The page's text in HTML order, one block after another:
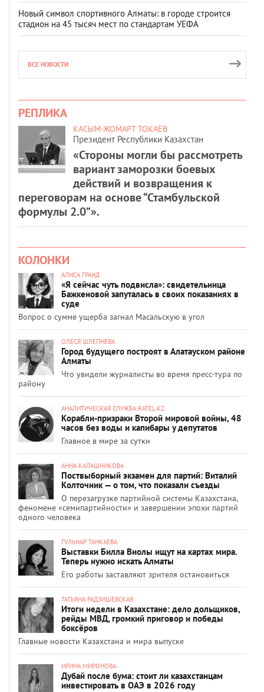
Новый символ спортивного Алматы: в городе строится
стадион на 45 тысяч мест по стандартам УЕФА
ВСЕ НОВОСТИ
РЕПЛИКА
КАСЫМ-ЖОМАРТ ТОКАЕВ
Президент Республики Казахстан
«Стороны могли бы рассмотреть
вариант заморозки боевых
действий и возвращения к
переговорам на основе “Стамбульской
формулы 2.0”».
КОЛОНКИ
АЛИСА ГРАНД
«Я сейчас чуть подвисла»: свидетельница
Бажкеновой запуталась в своих показаниях в
суде
Вопрос о сумме ущерба загнал Масальскую в угол
ОЛЕСЯ ШЛЕПНЕВА
Город будущего построят в Алатауском районе
Алматы
Что увидели журналисты во время пресс-тура по
району
АНАЛИТИЧЕСКАЯ СЛУЖБА RATEL.KZ
Корабли-призраки Второй мировой войны, 48
часов без воды и капибары у депутатов
Главное в мире за сутки
АННА КАЛАШНИКОВА
Поствыборный экзамен для партий: Виталий
Колточник — о том, что показали съезды
О перезагрузке партийной системы Казахстана,
феномене «семипартийности» и завершении эпохи партий
одного человека
ГУЛЬНАР ТАНКАЕВА
Выставки Билла Виолы ищут на картах мира.
Теперь нужно искать Алматы
Его работы заставляют зрителя остановиться
ТАТЬЯНА РАДЗИШЕВСКАЯ
Итоги недели в Казахстане: дело дольщиков,
рейды МВД, громкий приговор и победы
боксёров
Главные новости Казахстана и мира выпуске
ИРИНА МИРОНОВА
Дубай после бума: стоит ли казахстанцам
инвестировать в ОАЭ в 2026 году